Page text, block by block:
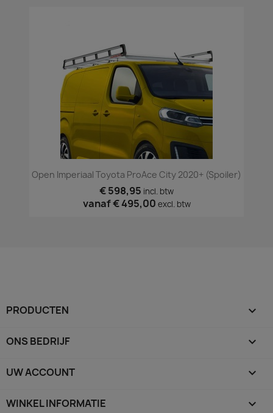
Open Imperiaal Toyota ProAce City 2020+ (spoiler)
€ 598,95 incl. btw
vanaf€ 495,00 excl. btw
PRODUCTEN 
ONS BEDRIJF 
UW ACCOUNT 
WINKEL INFORMATIE keyboard_arrow_down